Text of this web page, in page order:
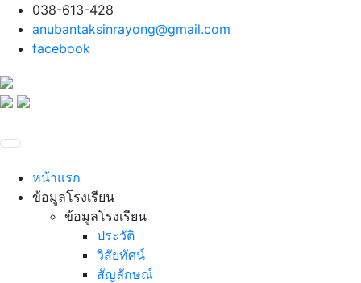
038-613-428
anubantaksinrayong@gmail.com
facebook
หน้าแรก
ข้อมูลโรงเรียน
ข้อมูลโรงเรียน
ประวัติ
วิสัยทัศน์
สัญลักษณ์